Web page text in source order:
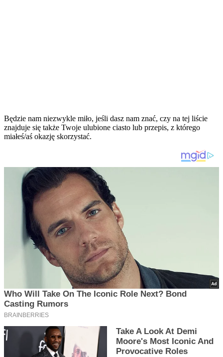
Będzie nam niezwykle miło, jeśli dasz nam znać, czy na tej liście
znajduje się także Twoje ulubione ciasto lub przepis, z którego
miałeś/aś okazję skorzystać.